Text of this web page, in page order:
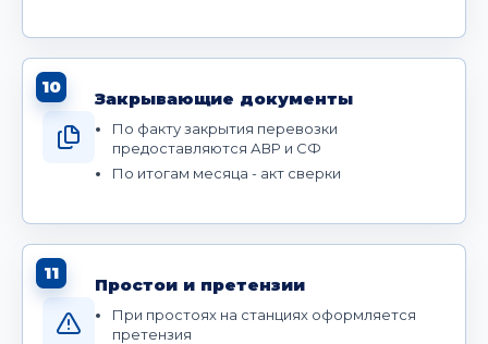
10
Закрывающие документы
По факту закрытия перевозки
предоставляются АВР и СФ
По итогам месяца - акт сверки
11
Простои и претензии
При простоях на станциях оформляется
претензия